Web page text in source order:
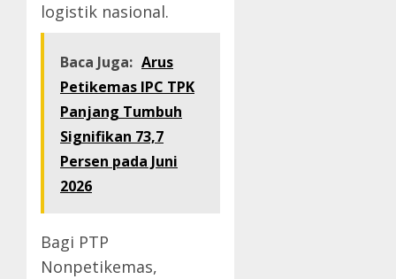
logistik nasional.
Baca Juga: Arus
Petikemas IPC TPK
Panjang Tumbuh
Signifikan 73,7
Persen pada Juni
2026
Bagi PTP
Nonpetikemas,